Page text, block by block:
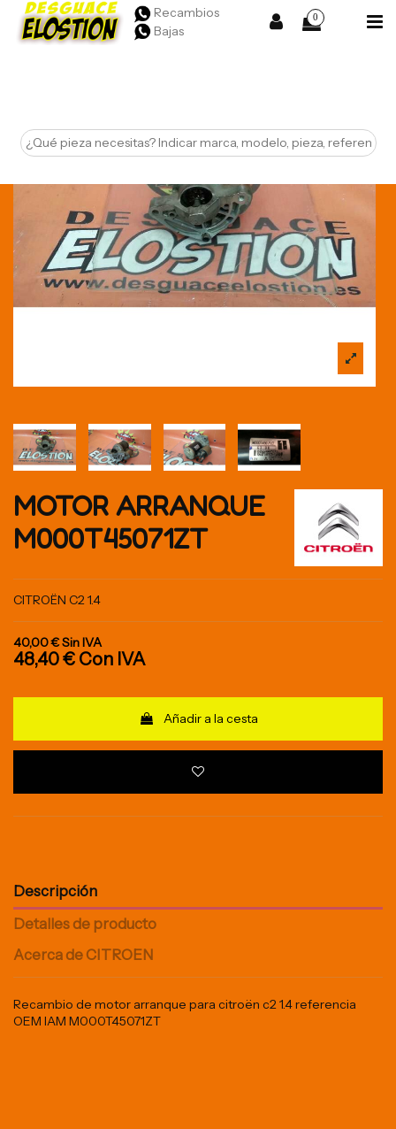
Recambios
Bajas
0
MOTOR ARRANQUE
M000T45071ZT
CITROËN C2 1.4
40,00 €Sin IVA
48,40 € Con IVA
Añadir a la cesta
Descripción
Detalles de producto
Acerca de CITROEN
Recambio de motor arranque para citroën c2 1.4 referencia
OEM IAM M000T45071ZT